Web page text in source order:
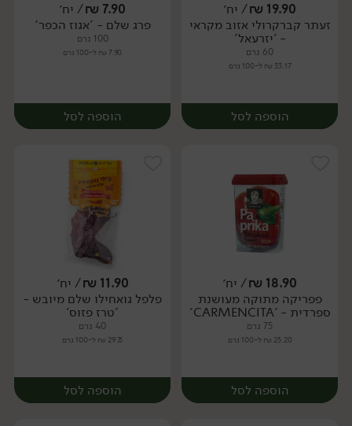
יח׳ יח׳
19.90
₪/ יח׳
זעתר קברקרולי אזוב מקראי
- 'יזרעאל'
60 גרם
33.17 ₪ ל-100 גרם
הוספה לסל
יח׳
7.90
₪/ יח׳
פרג שלם - 'אגוז הכפר'
100 גרם
7.90 ₪ ל-100 גרם
הוספה לסל
יח׳
18.90
₪/ יח׳
פפריקה מתוקה מעושנת
ספרדית - 'CARMENCITA'
75 גרם
25.20 ₪ ל-100 גרם
הוספה לסל
11.90
₪/ יח׳
פלפל גואחילו שלם מיובש -
'טרז פזוס'
40 גרם
29.75 ₪ ל-100 גרם
הוספה לסל